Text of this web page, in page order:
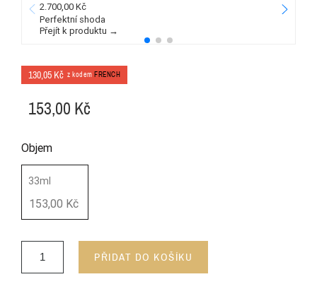
2.700,00 Kč
Perfektní shoda
Přejít k produktu →
130,05 Kč z kodem FRENCH
153,00 Kč
Objem
33ml
153,00 Kč
PŘIDAT DO KOŠÍKU